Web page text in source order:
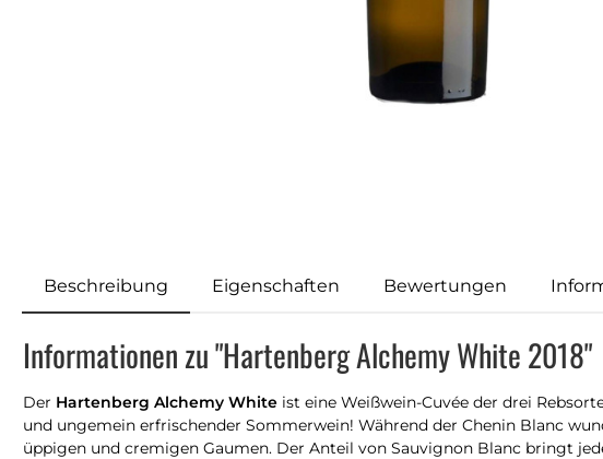
Beschreibung Eigenschaften Bewertungen
Informationen zu "Hartenberg Alchemy White 2018"
Der Hartenberg Alchemy White ist eine Weißwein-Cuvée der drei
und ungemein erfrischender Sommerwein! Während der Chenin Blanc
üppigen und cremigen Gaumen. Der Anteil von Sauvignon Blanc bringt